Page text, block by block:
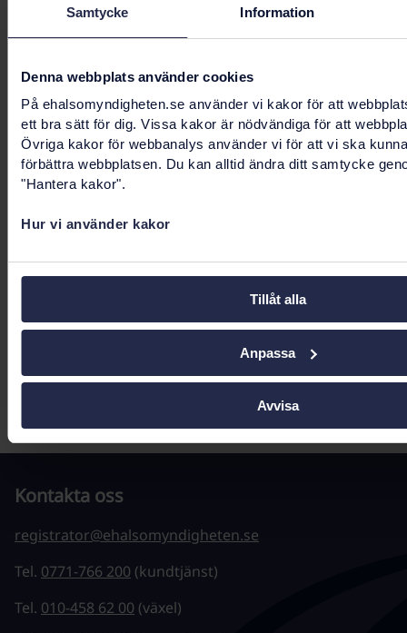
Samtycke Information
Denna webbplats använder cookies
På ehalsomyndigheten.se använder vi kakor för att
ett bra sätt för dig. Vissa kakor är nödvändiga för att
Övriga kakor för webbanalys använder vi för att vi ska
förbättra webbplatsen. Du kan alltid ändra ditt samtycke
"Hantera kakor".
Hur vi använder kakor
Tillåt alla
Anpassa
Avvisa
Handläggare
Besvarad
11 maj 2026
Remissvar
2026_01247-3 Remissvar gällande betänkandet
Ökad och rättvis tillgång till data - SOU 2025-118
Sidnavigering
… 41 Nästa
Sidnavigering
39 40
Kontakta oss
registrator@ehalsomyndigheten.se
Tel. 0771-766 200 (kundtjänst)
Tel. 010-458 62 00 (växel)